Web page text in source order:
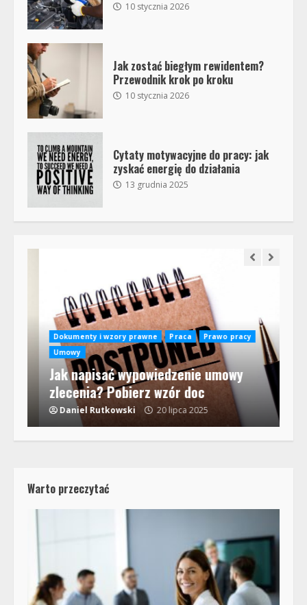
10 stycznia 2026
Jak zostać biegłym rewidentem?
Przewodnik krok po kroku
10 stycznia 2026
Cytaty motywacyjne do pracy: jak
zyskać energię do działania
13 grudnia 2025
Dokumenty i wzory prawne Praca
Prawo pracy
Umowy
Jak napisać wypowiedzenie umowy
zlecenia? Pobierz wzór doc
Daniel Rutkowski 20 lipca 2025
Warto przeczytać